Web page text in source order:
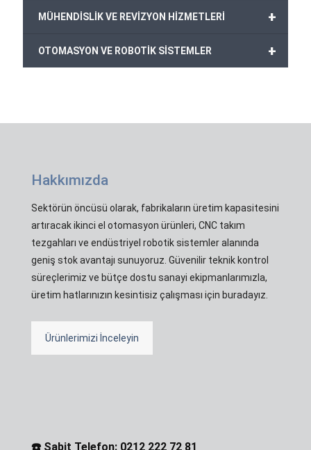
+
MÜHENDİSLİK VE REVİZYON HİZMETLERİ
+
OTOMASYON VE ROBOTİK SİSTEMLER
Hakkımızda
Sektörün öncüsü olarak, fabrikaların üretim kapasitesini
artıracak ikinci el otomasyon ürünleri, CNC takım
tezgahları ve endüstriyel robotik sistemler alanında
geniş stok avantajı sunuyoruz. Güvenilir teknik kontrol
süreçlerimiz ve bütçe dostu sanayi ekipmanlarımızla,
üretim hatlarınızın kesintisiz çalışması için buradayız.
Ürünlerimizi İnceleyin
☎️ Sabit Telefon: 0212 222 72 81